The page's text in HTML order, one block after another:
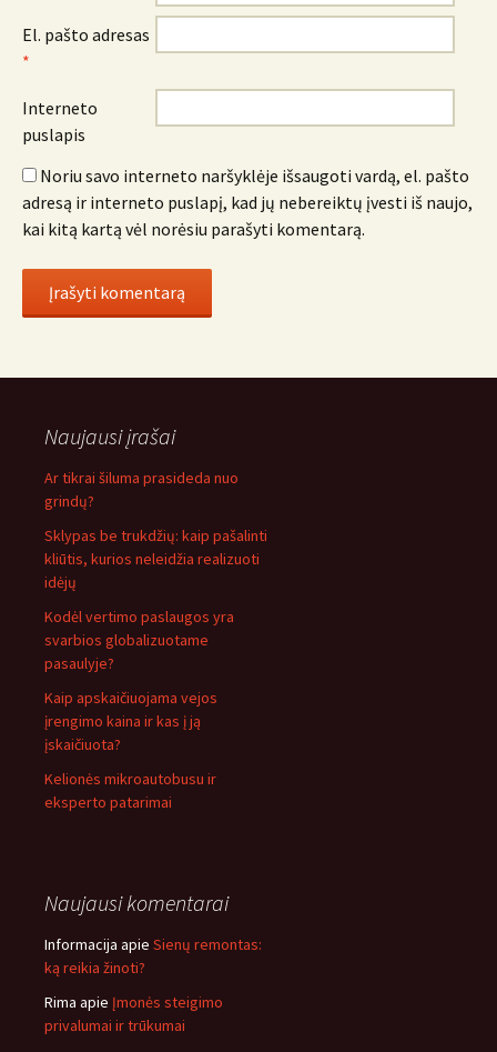
El. pašto adresas
*
Interneto
puslapis
Noriu savo interneto naršyklėje išsaugoti vardą, el. pašto
adresą ir interneto puslapį, kad jų nebereiktų įvesti iš naujo,
kai kitą kartą vėl norėsiu parašyti komentarą.
Naujausi įrašai
Ar tikrai šiluma prasideda nuo
grindų?
Sklypas be trukdžių: kaip pašalinti
kliūtis, kurios neleidžia realizuoti
idėjų
Kodėl vertimo paslaugos yra
svarbios globalizuotame
pasaulyje?
Kaip apskaičiuojama vejos
įrengimo kaina ir kas į ją
įskaičiuota?
Kelionės mikroautobusu ir
eksperto patarimai
Naujausi komentarai
Informacija apie Sienų remontas:
ką reikia žinoti?
Rima apie Įmonės steigimo
privalumai ir trūkumai